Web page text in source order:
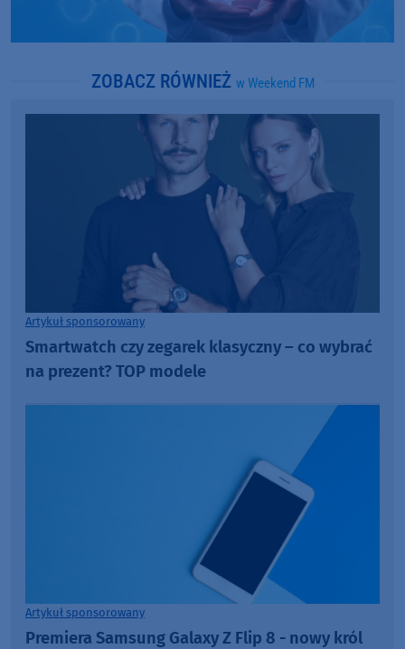
ZOBACZ RÓWNIEŻ w Weekend FM
Artykuł sponsorowany
Smartwatch czy zegarek klasyczny – co wybrać
na prezent? TOP modele
Artykuł sponsorowany
Premiera Samsung Galaxy Z Flip 8 - nowy król